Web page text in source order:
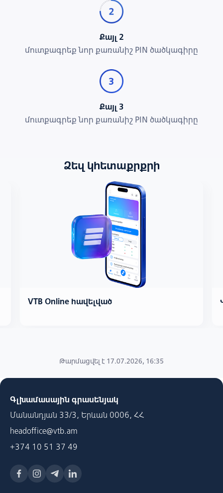
Քայլ 2
մուտքագրեք նոր քառանիշ PIN ծածկագիրը
Քայլ 3
մուտքագրեք նոր քառանիշ PIN ծածկագիրը
Ձեզ կհետաքրքրի
Թարմացվել է 17.07.2026, 16:35
Գլխամասային գրասենյակ
Մանանդյան 33/3, Երևան 0006, ՀՀ
headoffice@vtb.am
+374 10 51 37 49